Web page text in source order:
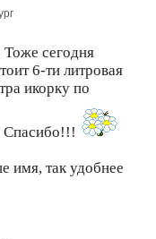
сегодня
6-ти литровая
икорку по
Спасибо!!!
имя, так удобнее